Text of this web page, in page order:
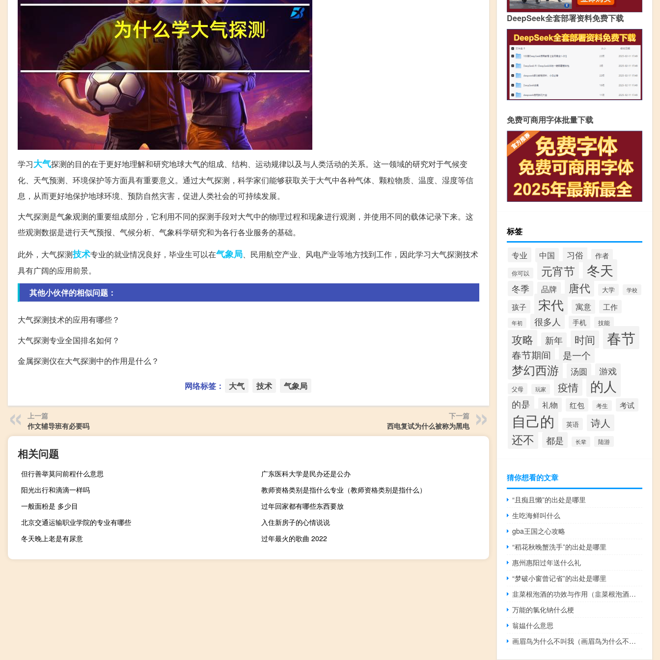
学习大气探测的目的在于更好地理解和研究地球大气的组成、结构、运动规律以及与人类活动的关系。这一领域的研究对于气候变
化、天气预测、环境保护等方面具有重要意义。通过大气探测，科学家们能够获取关于大气中各种气体、颗粒物质、温度、湿度等信
息，从而更好地保护地球环境、预防自然灾害，促进人类社会的可持续发展。
大气探测是气象观测的重要组成部分，它利用不同的探测手段对大气中的物理过程和现象进行观测，并使用不同的载体记录下来。这
些观测数据是进行天气预报、气候分析、气象科学研究和为各行各业服务的基础。
此外，大气探测技术专业的就业情况良好，毕业生可以在气象局、民用航空产业、风电产业等地方找到工作，因此学习大气探测技术
具有广阔的应用前景。
其他小伙伴的相似问题：
大气探测技术的应用有哪些？
大气探测专业全国排名如何？
金属探测仪在大气探测中的作用是什么？
网络标签： 大气 技术 气象局
上一篇
作文辅导班有必要吗
下一篇
西电复试为什么被称为黑电
相关问题
但行善举莫问前程什么意思
广东医科大学是民办还是公办
阳光出行和滴滴一样吗
教师资格类别是指什么专业（教师资格类别是指什么）
一般面粉是 多少目
过年回家都有哪些东西要放
北京交通运输职业学院的专业有哪些
入住新房子的心情说说
冬天晚上老是有尿意
过年最火的歌曲 2022
DeepSeek全套部署资料免费下载
免费可商用字体批量下载
标签
专业 中国 习俗 作者
你可以 元宵节 冬天
冬季 品牌 唐代 大学 学校
孩子 宋代 寓意 工作
年初 很多人 手机 技能
攻略 新年 时间 春节
春节期间 是一个
梦幻西游 汤圆 游戏
父母 玩家 疫情 的人
的是 礼物 红包 考生 考试
自己的 英语 诗人
还不 都是 长辈 陆游
猜你想看的文章
“且痴且懒”的出处是哪里
生吃海鲜叫什么
gba王国之心攻略
“稻花秋晚蟹洗手”的出处是哪里
惠州惠阳过年送什么礼
“梦破小窗曾记省”的出处是哪里
韭菜根泡酒的功效与作用（韭菜根泡酒的功效）
万能的氯化钠什么梗
翁媪什么意思
画眉鸟为什么不叫我（画眉鸟为什么不叫）